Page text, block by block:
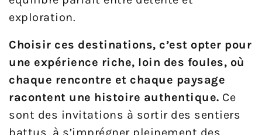
exploration.
Choisir ces destinations, c’est opter pour
une expérience riche, loin des foules, où
chaque rencontre et chaque paysage
racontent une histoire authentique. Ce
sont des invitations à sortir des sentiers